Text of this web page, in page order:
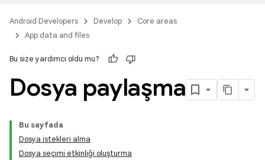
Android Developers Develop
Core areas
App data and files
Bu size yardımcı oldu mu?
Dosya paylaşma
Bu sayfada
Dosya istekleri alma
Dosya seçimi etkinliği oluşturma